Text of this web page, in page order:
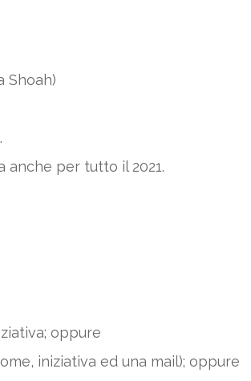
Shoah)
anche per tutto il 2021.
oppure
iniziativa ed una mail); oppure